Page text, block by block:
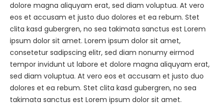
dolore magna aliquyam erat, sed diam voluptua. At vero
eos et accusam et justo duo dolores et ea rebum. Stet
clita kasd gubergren, no sea takimata sanctus est Lorem
ipsum dolor sit amet. Lorem ipsum dolor sit amet,
consetetur sadipscing elitr, sed diam nonumy eirmod
tempor invidunt ut labore et dolore magna aliquyam erat,
sed diam voluptua. At vero eos et accusam et justo duo
dolores et ea rebum. Stet clita kasd gubergren, no sea
takimata sanctus est Lorem ipsum dolor sit amet.